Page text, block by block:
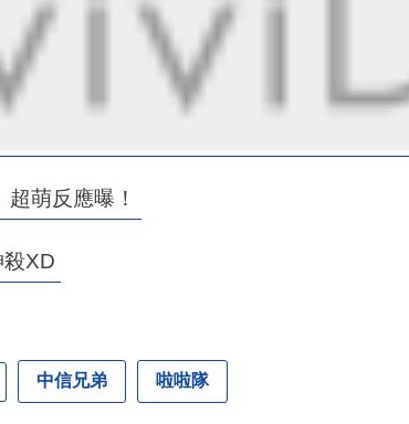
萌反應曝！
XD
中信兄弟 啦啦隊